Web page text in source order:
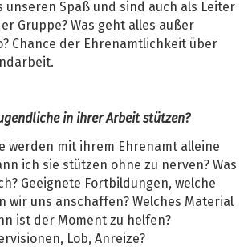
unseren Spaß und sind auch als Leiter
Gruppe? Was geht alles außer
Chance der Ehrenamtlichkeit über
in ihrer Arbeit stützen?
werden mit ihrem Ehrenamt alleine
ich sie stützen ohne zu nerven? Was
Geeignete Fortbildungen, welche
wir uns anschaffen? Welches Material
ist der Moment zu helfen?
Lob, Anreize?